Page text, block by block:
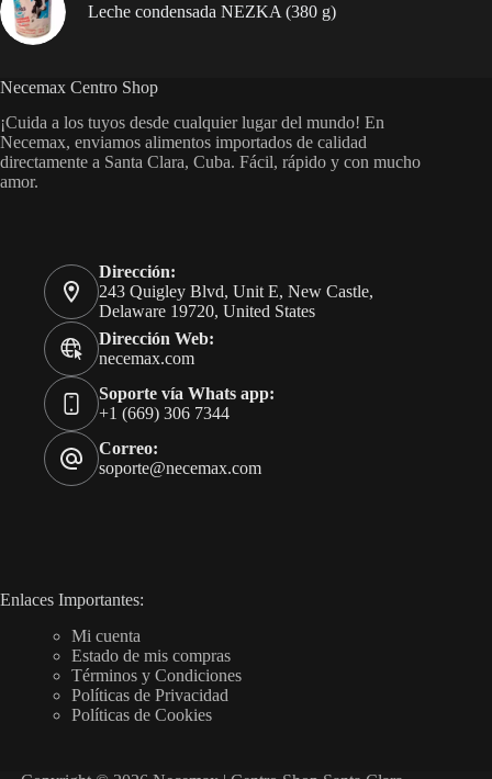
Leche condensada NEZKA (380 g)
Necemax Centro Shop
¡Cuida a los tuyos desde cualquier lugar del mundo! En
Necemax, enviamos alimentos importados de calidad
directamente a Santa Clara, Cuba. Fácil, rápido y con mucho
amor.
Dirección:
243 Quigley Blvd, Unit E, New Castle,
Delaware 19720, United States
Dirección Web:
necemax.com
Soporte vía Whats app:
+1 (669) 306 7344
Correo:
soporte@necemax.com
Enlaces Importantes:
Mi cuenta
Estado de mis compras
Términos y Condiciones
Políticas de Privacidad
Políticas de Cookies